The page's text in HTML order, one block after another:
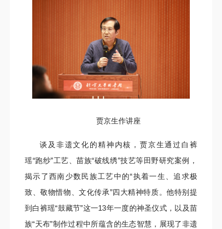
贾京生作讲座
谈及非遗文化的精神内核，贾京生通过白裤
瑶“跑纱”工艺、苗族“破线绣”技艺等田野研究案例，
揭示了西南少数民族工艺中的“执着一生、追求极
致、敬物惜物、文化传承”四大精神特质。他特别提
到白裤瑶“鼓藏节”这一13年一度的神圣仪式，以及苗
族“天布”制作过程中所蕴含的生态智慧，展现了非遗